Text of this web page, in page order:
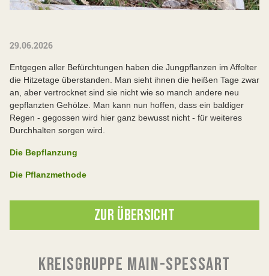
29.06.2026
Entgegen aller Befürchtungen haben die Jungpflanzen im Affolter
die Hitzetage überstanden. Man sieht ihnen die heißen Tage zwar
an, aber vertrocknet sind sie nicht wie so manch andere neu
gepflanzten Gehölze. Man kann nun hoffen, dass ein baldiger
Regen - gegossen wird hier ganz bewusst nicht - für weiteres
Durchhalten sorgen wird.
Die Bepflanzung
Die Pflanzmethode
ZUR ÜBERSICHT
KREISGRUPPE MAIN-SPESSART